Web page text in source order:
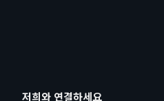
저희와 연결하세요